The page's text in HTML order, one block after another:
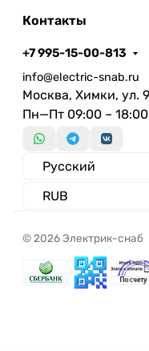
Контакты
+7 995-15-00-813
info@electric-snab.ru
Москва, Химки, ул.
Пн—Пт 09:00 – 18:00
© 2026 Электрик-снаб